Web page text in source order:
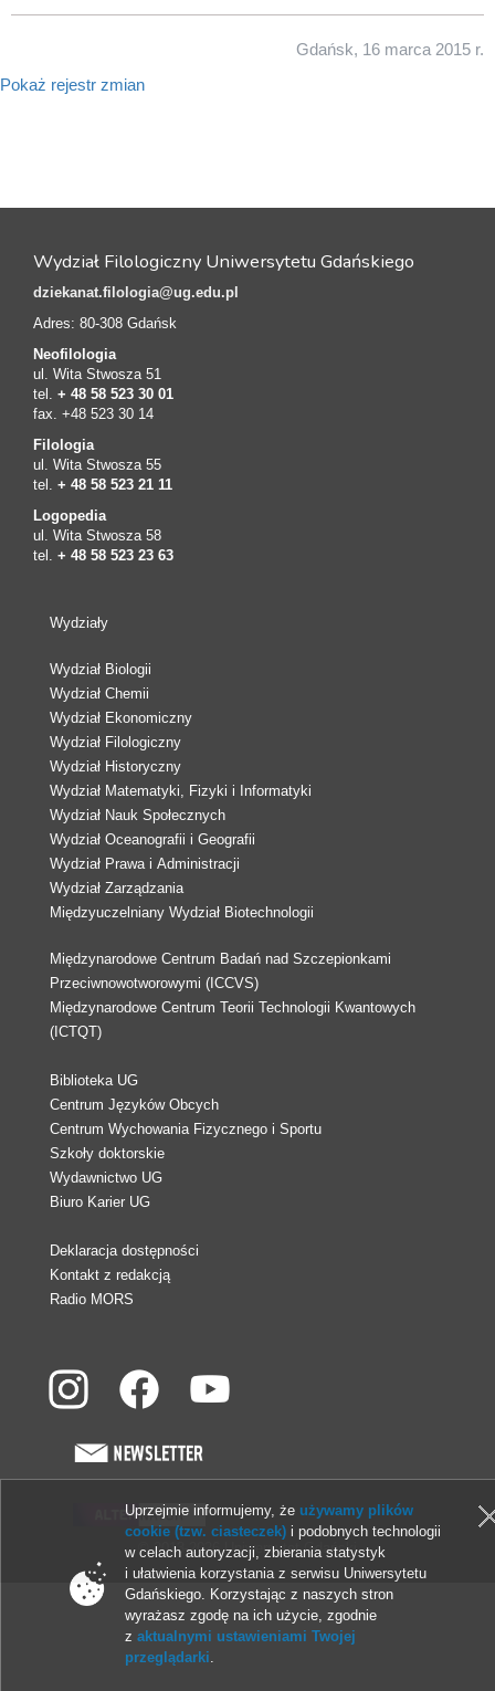
Gdańsk, 16 marca 2015 r.
Pokaż rejestr zmian
Wydział Filologiczny Uniwersytetu Gdańskiego
dziekanat.filologia@ug.edu.pl
Adres: 80-308 Gdańsk
Neofilologia
ul. Wita Stwosza 51
tel. + 48 58 523 30 01
fax. +48 523 30 14
Filologia
ul. Wita Stwosza 55
tel. + 48 58 523 21 11
Logopedia
ul. Wita Stwosza 58
tel. + 48 58 523 23 63
Wydziały
Wydział Biologii
Wydział Chemii
Wydział Ekonomiczny
Wydział Filologiczny
Wydział Historyczny
Wydział Matematyki, Fizyki i Informatyki
Wydział Nauk Społecznych
Wydział Oceanografii i Geografii
Wydział Prawa i Administracji
Wydział Zarządzania
Międzyuczelniany Wydział Biotechnologii
Międzynarodowe Centrum Badań nad Szczepionkami
Przeciwnowotworowymi (ICCVS)
Międzynarodowe Centrum Teorii Technologii Kwantowych
(ICTQT)
Biblioteka UG
Centrum Języków Obcych
Centrum Wychowania Fizycznego i Sportu
Szkoły doktorskie
Wydawnictwo UG
Biuro Karier UG
Deklaracja dostępności
Kontakt z redakcją
Radio MORS
© 2013-2026 Uniwersytet Gdański
Uprzejmie informujemy, że używamy plików
cookie (tzw. ciasteczek) i podobnych technologii
w celach autoryzacji, zbierania statystyk
i ułatwienia korzystania z serwisu Uniwersytetu
Gdańskiego. Korzystając z naszych stron
wyrażasz zgodę na ich użycie, zgodnie
zaktualnymi ustawieniami Twojej
przeglądarki.